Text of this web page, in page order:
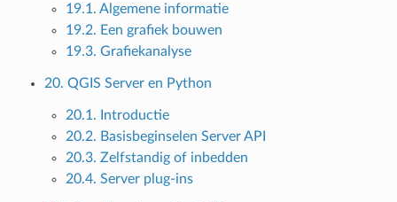
19.1. Algemene informatie
19.2. Een grafiek bouwen
19.3. Grafiekanalyse
20. QGIS Server en Python
20.1. Introductie
20.2. Basisbeginselen Server API
20.3. Zelfstandig of inbedden
20.4. Server plug-ins